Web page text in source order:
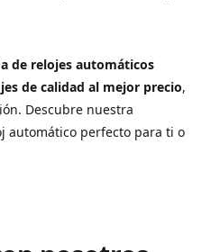
de relojes automáticos
de calidad al mejor precio,
Descubre nuestra
automático perfecto para ti o